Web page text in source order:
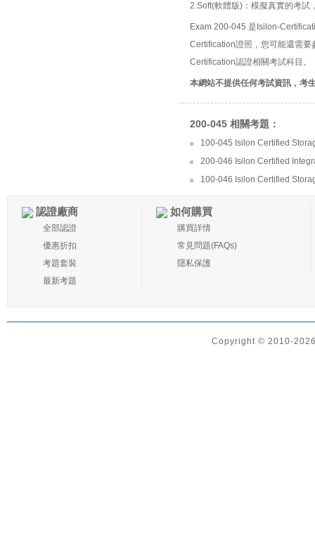
2.Soft(軟體版)：模擬真實的考試
Exam 200-045 是Isilon-
Certification證照，您可能還需
Certification認證相關考試科目。
本網站不提供任何考試資訊，考
200-045 相關考題：
100-045 Isilon Certified
200-046 Isilon Certified
100-046 Isilon Certified
認證廠商
全部認證
優惠折扣
考題套裝
最新考題
如何購買
購買詳情
常見問題(FAQs)
隱私保護
Copyright © 2010-